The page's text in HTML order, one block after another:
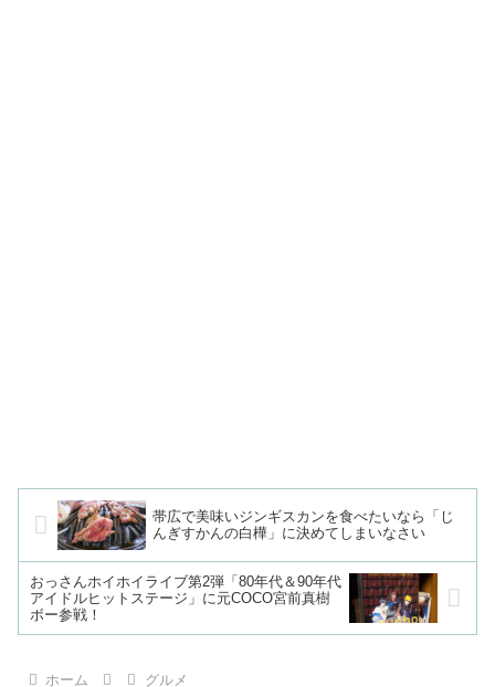
帯広で美味いジンギスカンを食べたいなら「じ
んぎすかんの白樺」に決めてしまいなさい
おっさんホイホイライブ第2弾「80年代＆90年代
アイドルヒットステージ」に元COCO宮前真樹
ボー参戦！
ホーム グルメ